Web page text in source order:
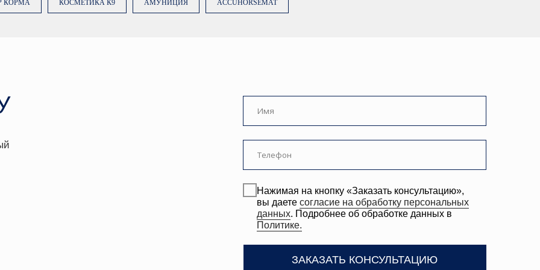
КОРМА КОСМЕТИКА К9 АМУНИЦИЯ ACCUHORSEMAT